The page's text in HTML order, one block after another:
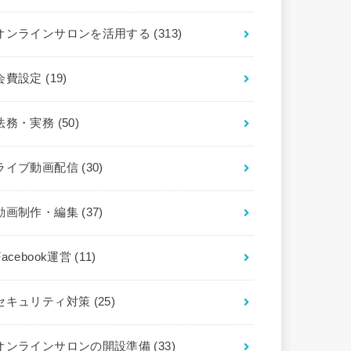
ンラインサロンを活用する (313)
費設定 (19)
務・実務 (50)
イブ動画配信 (30)
画制作・編集 (37)
運営 (11)
キュリティ対策 (25)
ンラインサロンの開設準備 (33)